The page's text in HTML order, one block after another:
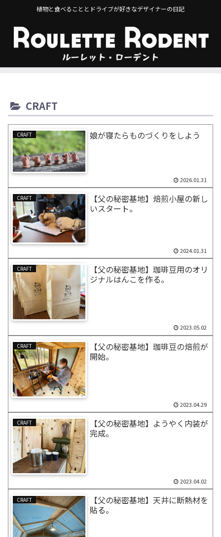
植物と食べることとドライブが好きなデザイナーの日記
CRAFT
CRAFT 娘が寝たらものづくりをしよう
2026.01.31
CRAFT
【父の秘密基地】焙煎小屋の新し
いスタート。
2024.01.31
CRAFT
【父の秘密基地】珈琲豆用のオリ
ジナルはんこを作る。
2023.05.02
CRAFT
【父の秘密基地】珈琲豆の焙煎が
開始。
2023.04.29
CRAFT
【父の秘密基地】ようやく内装が
完成。
2023.04.02
CRAFT
【父の秘密基地】天井に断熱材を
貼る。